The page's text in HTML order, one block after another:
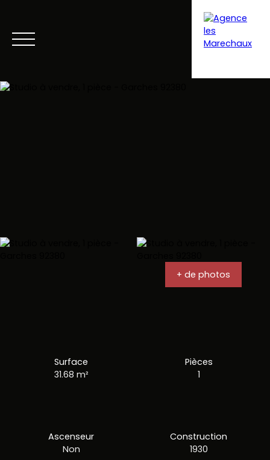
+ de photos
Surface
31.68 m²
Pièces
1
Ascenseur
Non
Construction
1930